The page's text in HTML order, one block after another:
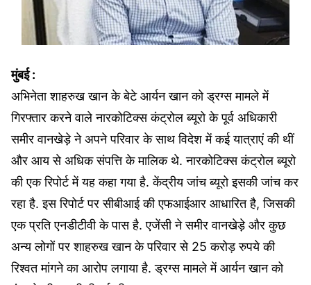
मुंबई :
अभिनेता शाहरुख खान के बेटे आर्यन खान को ड्रग्स मामले में
गिरफ्तार करने वाले नारकोटिक्स कंट्रोल ब्यूरो के पूर्व अधिकारी
समीर वानखेड़े ने अपने परिवार के साथ विदेश में कई यात्राएं की थीं
और आय से अधिक संपत्ति के मालिक थे. नारकोटिक्स कंट्रोल ब्यूरो
की एक रिपोर्ट में यह कहा गया है. केंद्रीय जांच ब्यूरो इसकी जांच कर
रहा है. इस रिपोर्ट पर सीबीआई की एफआईआर आधारित है, जिसकी
एक प्रति एनडीटीवी के पास है. एजेंसी ने समीर वानखेड़े और कुछ
अन्य लोगों पर शाहरुख खान के परिवार से 25 करोड़ रुपये की
रिश्वत मांगने का आरोप लगाया है. ड्रग्स मामले में आर्यन खान को